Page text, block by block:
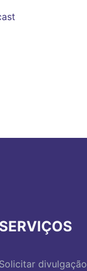
SERVIÇOS
Solicitar divulgação